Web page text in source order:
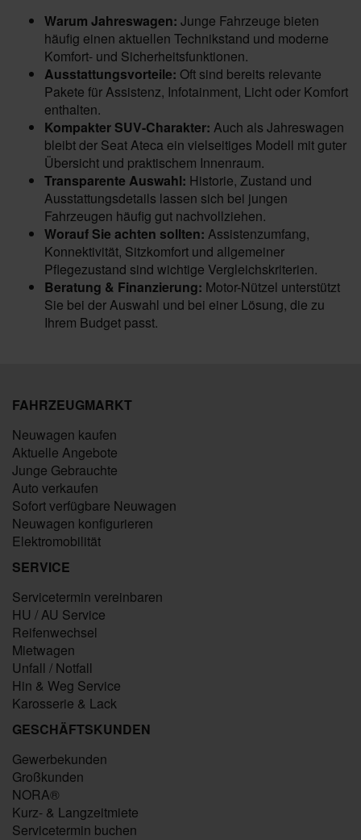
Warum Jahreswagen: Junge Fahrzeuge bieten
häufig einen aktuellen Technikstand und moderne
Komfort- und Sicherheitsfunktionen.
Ausstattungsvorteile: Oft sind bereits relevante
Pakete für Assistenz, Infotainment, Licht oder Komfort
enthalten.
Kompakter SUV-Charakter: Auch als Jahreswagen
bleibt der Seat Ateca ein vielseitiges Modell mit guter
Übersicht und praktischem Innenraum.
Transparente Auswahl: Historie, Zustand und
Ausstattungsdetails lassen sich bei jungen
Fahrzeugen häufig gut nachvollziehen.
Worauf Sie achten sollten: Assistenzumfang,
Konnektivität, Sitzkomfort und allgemeiner
Pflegezustand sind wichtige Vergleichskriterien.
Beratung & Finanzierung: Motor-Nützel unterstützt
Sie bei der Auswahl und bei einer Lösung, die zu
Ihrem Budget passt.
FAHRZEUGMARKT
Neuwagen kaufen
Aktuelle Angebote
Junge Gebrauchte
Auto verkaufen
Sofort verfügbare Neuwagen
Neuwagen konfigurieren
Elektromobilität
SERVICE
Servicetermin vereinbaren
HU / AU Service
Reifenwechsel
Mietwagen
Unfall / Notfall
Hin & Weg Service
Karosserie & Lack
GESCHÄFTSKUNDEN
Gewerbekunden
Großkunden
NORA®
Kurz- & Langzeitmiete
Servicetermin buchen